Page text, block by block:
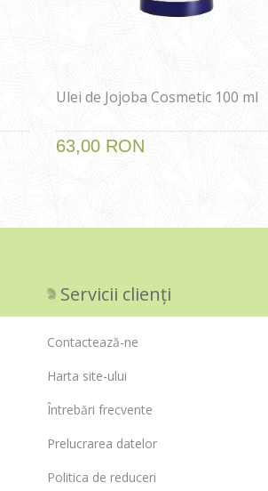
Ulei de Jojoba Cosmetic 100 ml
63,00 RON
Servicii clienți
Contactează-ne
Harta site-ului
Întrebări frecvente
Prelucrarea datelor
Politica de reduceri